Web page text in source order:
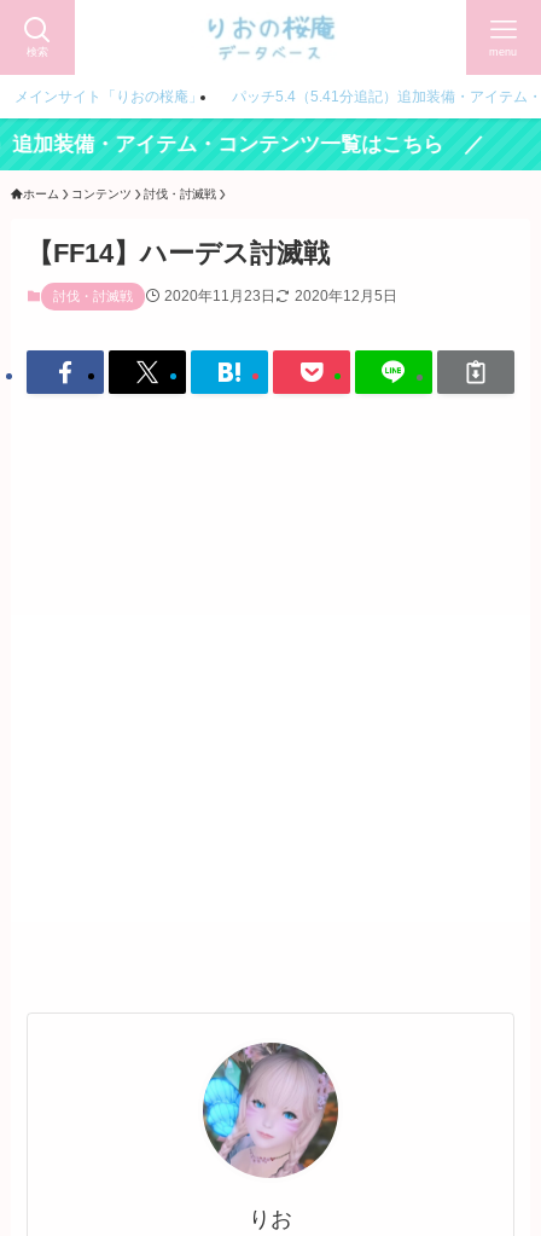
検索 menu
メインサイト「りおの桜庵」 パッチ5.4（5.41分追記）追加装備・アイテム
・アイテム・コンテンツ一覧はこちら ／
ホーム コンテンツ 討伐・討滅戦
【FF14】ハーデス討滅戦
討伐・討滅戦 2020年11月23日 2020年12月5日
りお